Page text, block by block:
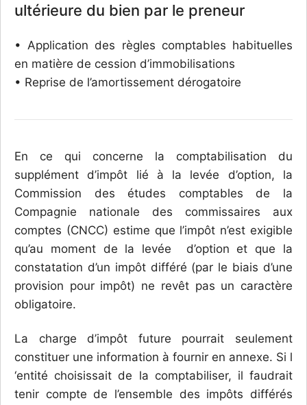
ultérieure du bien par le preneur
• Application des règles comptables habituelles
en matière de cession d’immobilisations
• Reprise de l’amortissement dérogatoire
En ce qui concerne la comptabilisation du
supplément d’impôt lié à la levée d’option, la
Commission des études comptables de la
Compagnie nationale des commissaires aux
comptes (CNCC) estime que l’impôt n’est exigible
qu’au moment de la levée d’option et que la
constatation d’un impôt différé (par le biais d’une
provision pour impôt) ne revêt pas un caractère
obligatoire.
La charge d’impôt future pourrait seulement
constituer une information à fournir en annexe. Si l
‘entité choisissait de la comptabiliser, il faudrait
tenir compte de l’ensemble des impôts différés